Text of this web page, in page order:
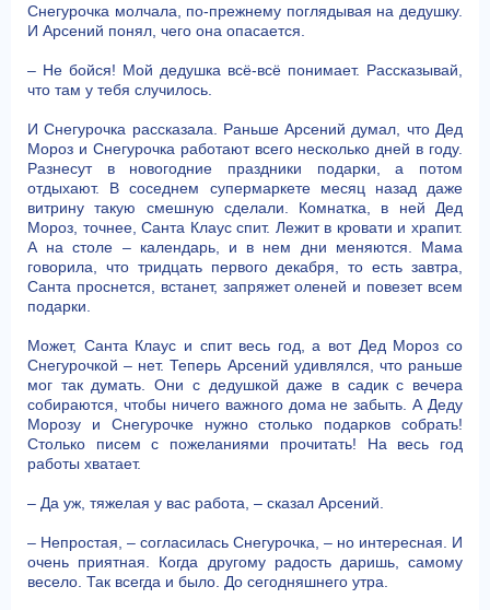
Снегурочка молчала, по-прежнему поглядывая на дедушку.
И Арсений понял, чего она опасается.
– Не бойся! Мой дедушка всё-всё понимает. Рассказывай,
что там у тебя случилось.
И Снегурочка рассказала. Раньше Арсений думал, что Дед
Мороз и Снегурочка работают всего несколько дней в году.
Разнесут в новогодние праздники подарки, а потом
отдыхают. В соседнем супермаркете месяц назад даже
витрину такую смешную сделали. Комнатка, в ней Дед
Мороз, точнее, Санта Клаус спит. Лежит в кровати и храпит.
А на столе – календарь, и в нем дни меняются. Мама
говорила, что тридцать первого декабря, то есть завтра,
Санта проснется, встанет, запряжет оленей и повезет всем
подарки.
Может, Санта Клаус и спит весь год, а вот Дед Мороз со
Снегурочкой – нет. Теперь Арсений удивлялся, что раньше
мог так думать. Они с дедушкой даже в садик с вечера
собираются, чтобы ничего важного дома не забыть. А Деду
Морозу и Снегурочке нужно столько подарков собрать!
Столько писем с пожеланиями прочитать! На весь год
работы хватает.
– Да уж, тяжелая у вас работа, – сказал Арсений.
– Непростая, – согласилась Снегурочка, – но интересная. И
очень приятная. Когда другому радость даришь, самому
весело. Так всегда и было. До сегодняшнего утра.